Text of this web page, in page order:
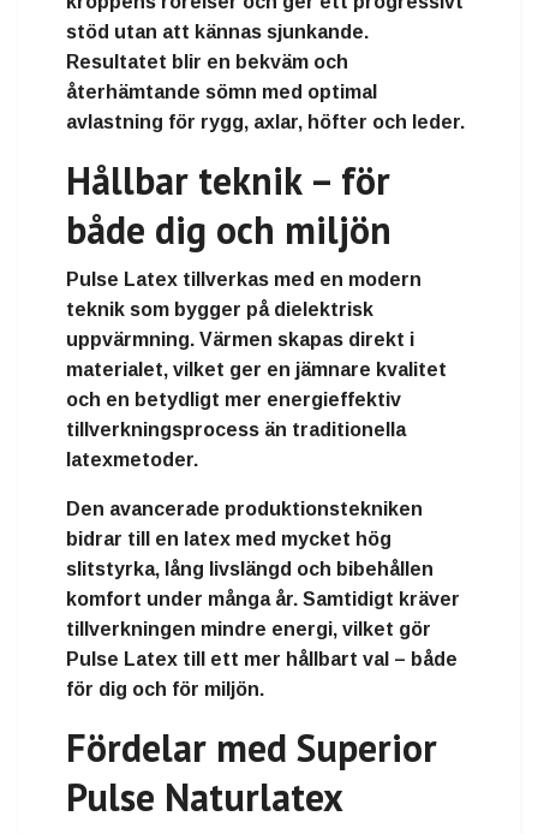
stöd utan att kännas sjunkande.
Resultatet blir en bekväm och
återhämtande sömn med optimal
avlastning för rygg, axlar, höfter och leder.
Hållbar teknik – för
både dig och miljön
Pulse Latex tillverkas med en modern
teknik som bygger på dielektrisk
uppvärmning. Värmen skapas direkt i
materialet, vilket ger en jämnare kvalitet
och en betydligt mer energieffektiv
tillverkningsprocess än traditionella
latexmetoder.
Den avancerade produktionstekniken
bidrar till en latex med mycket hög
slitstyrka, lång livslängd och bibehållen
komfort under många år. Samtidigt kräver
tillverkningen mindre energi, vilket gör
Pulse Latex till ett mer hållbart val – både
för dig och för miljön.
Fördelar med Superior
Pulse Naturlatex